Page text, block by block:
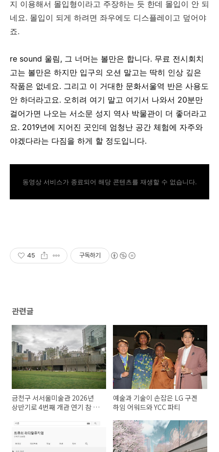
지 이용해서 몰입형이라고 주장하는 듯 한데 몰입이 안 되
네요. 몰입이 되게 하려면 좌우에도 디스플레이고 덮어야
죠.
re sound 울림, 그 너머는 볼만은 합니다. 무료 전시회치
고는 볼만은 하지만 입구의 오션 말고는 딱히 인상 깊은
작품은 없네요. 그리고 이 거대한 문화서울역 반은 사용도
안 하더라고요. 오히려 여기 말고 여기서 나와서 20분만
걸어가면 나오는 서소문 성지 역사 박물관이 더 좋더라고
요. 2019년에 지어진 곳인데 엄청난 공간 체험에 자주와
야겠다라는 다짐을 하게 할 정도입니다.
동영상 서비스가 종료되어 해당 콘텐츠를 재생할 수 없습니다.
45 구독하기
관련글
금천구 서서울미술관 2026년
상반기로 4번째 개관 연기 참 못
예술과 기술이 손잡은 LG 구겐
하임 어워드와 YCC 파티